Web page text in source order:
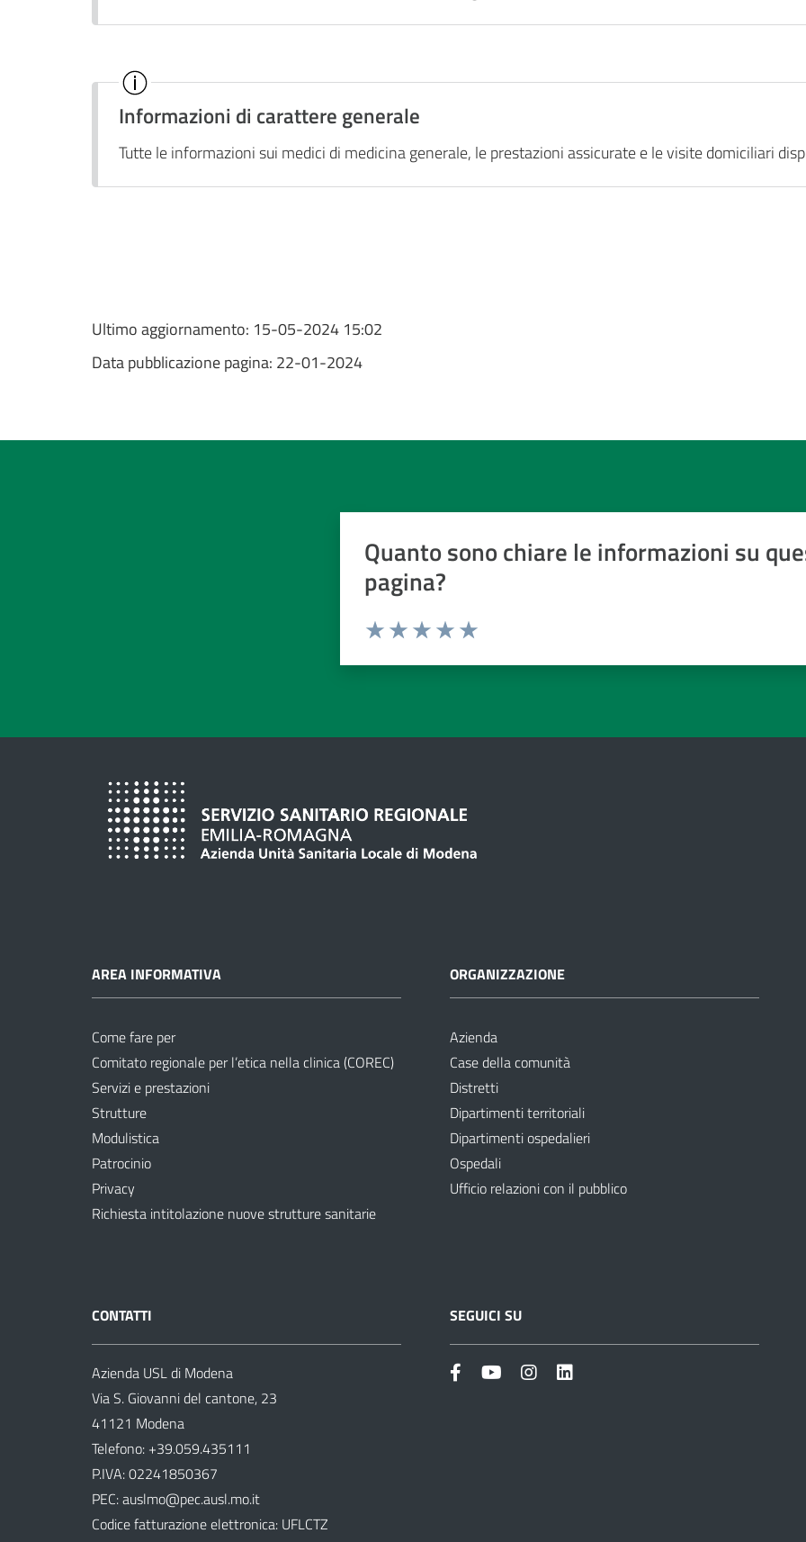
Informazioni di carattere generale
Tutte le informazioni sui medici di medicina generale, le prestazioni assicurate e le visite domiciliari
Ultimo aggiornamento: 15-05-2024 15:02
Data pubblicazione pagina: 22-01-2024
Quanto sono chiare le informazioni su
pagina?
Valuta da 1 a 5 stelle
AREA INFORMATIVA
Come fare per
Comitato regionale per l’etica nella clinica (COREC)
Servizi e prestazioni
Strutture
Modulistica
Patrocinio
Privacy
Richiesta intitolazione nuove strutture sanitarie
ORGANIZZAZIONE
Azienda
Case della comunità
Distretti
Dipartimenti territoriali
Dipartimenti ospedalieri
Ospedali
Ufficio relazioni con il pubblico
CONTATTI
Azienda USL di Modena
Via S. Giovanni del cantone, 23
41121 Modena
Telefono: +39.059.435111
P.IVA: 02241850367
PEC:auslmo@pec.ausl.mo.it
Codice fatturazione elettronica: UFLCTZ
SEGUICI SU